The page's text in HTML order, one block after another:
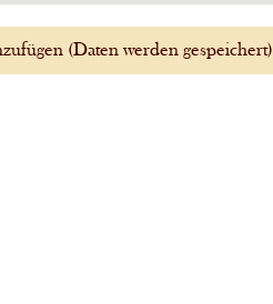
(Daten werden gespeichert)